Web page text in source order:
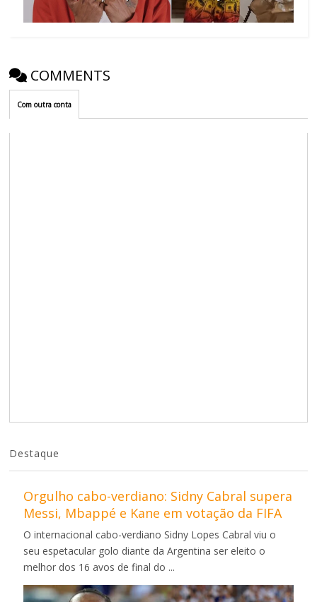
COMMENTS
Com outra conta
Destaque
Orgulho cabo-verdiano: Sidny Cabral supera
Messi, Mbappé e Kane em votação da FIFA
O internacional cabo-verdiano Sidny Lopes Cabral viu o
seu espetacular golo diante da Argentina ser eleito o
melhor dos 16 avos de final do ...